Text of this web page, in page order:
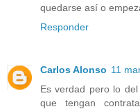
quedarse así o
Responder
Carlos Alonso 11
Es verdad pero lo
que tengan